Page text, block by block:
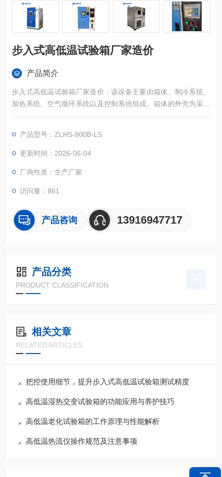
步入式高低温试验箱厂家造价
产品简介
步入式高低温试验箱厂家造价：该设备主要由箱体、制冷系统、
加热系统、空气循环系统以及控制系统组成。箱体的外壳为采用
冷轧钢板静电喷塑或雾面不锈钢，内胆采用优质镜面不锈钢板，
到试样的试验情况。外型整体美观大方。保温层为硬质聚氨脂发
泡加上少量的超细玻璃棉，具有强度高，保温性好等特点。
产品型号：ZLHS-800B-LS
更新时间：2026-06-04
厂商性质：生产厂家
访问量：861
产品咨询 13916947717
产品分类
PRODUCT CLASSIFICATION
相关文章
RELATED ARTICLES
把控使用细节，提升步入式高低温试验箱测试精度
高低温湿热交变试验箱的功能应用与养护技巧
高低温老化试验箱的工作原理与性能解析
高低温热流仪操作规范及注意事项